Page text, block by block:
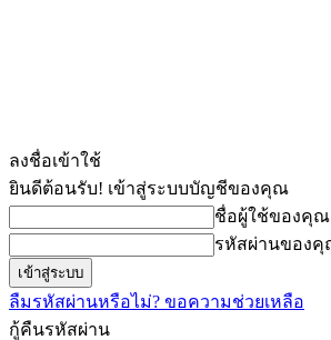
ลงชื่อเข้าใช้
ยินดีต้อนรับ! เข้าสู่ระบบบัญชีของคุณ
ชื่อผู้ใช้ของคุณ
รหัสผ่านของ
ลืมรหัสผ่านหรือไม่? ขอความช่วยเหลือ
กู้คืนรหัสผ่าน